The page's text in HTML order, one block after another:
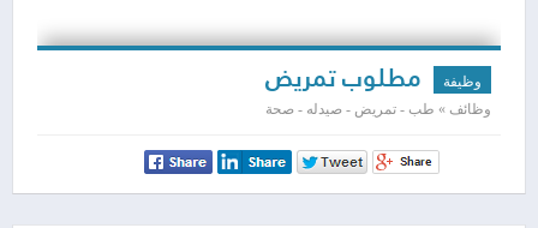
وظيفة مطلوب تمريض
وظائف » طب - تمريض - صيدله - صحة